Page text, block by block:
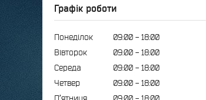
Графік роботи
Понеділок 09:00
18:00
Вівторок
09:00
18:00
Середа
09:00
18:00
Четвер
09:00
18:00
Пʼятниця
09:00 18:00